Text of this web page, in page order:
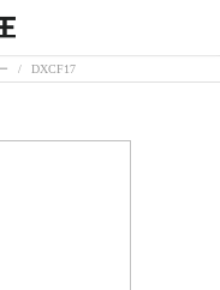
DXCF17